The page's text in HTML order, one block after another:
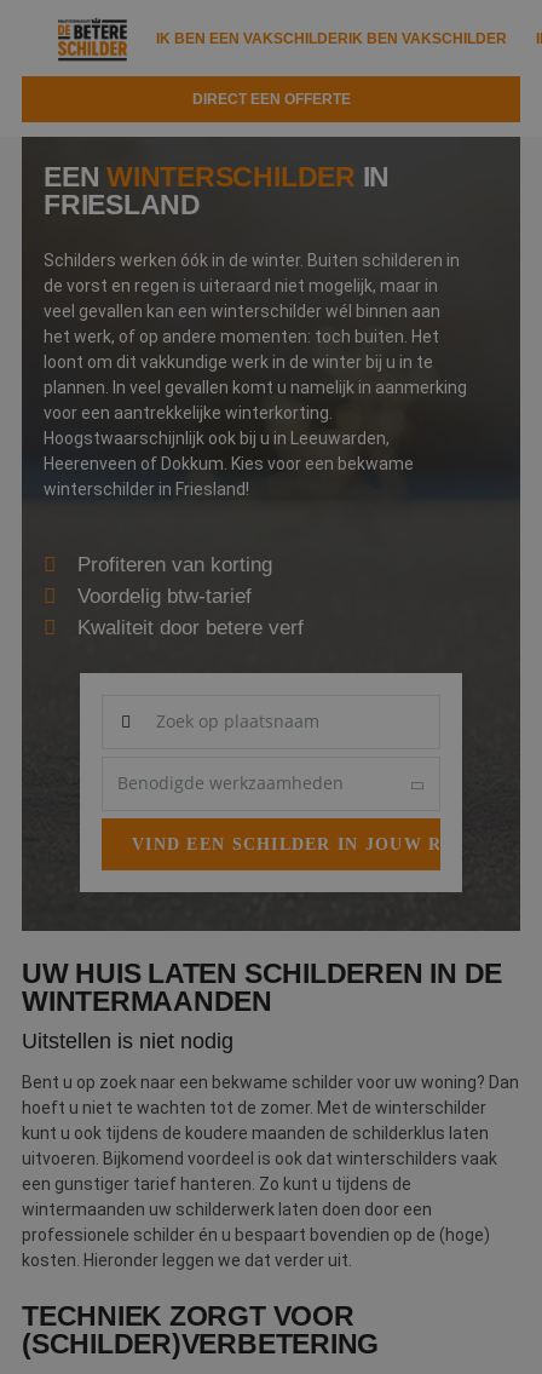
IK BEN EEN VAKSCHILDERIK BEN VAKSCHILDER
DIRECT EEN OFFERTE
IK BEN EEN VAKSCHILDERIK BEN VAKSCHILDER
Documenten
Tools
Kennisbank
Trainingen
Partners
Infopakket
IK ZOEK EEN VAKSCHILDER
Zoeken naar een schilder
Tips
Garantie
Service
Waarom de betere schilder?
DIRECT EEN OFFERTE
Over ons
Nieuws & blog
Vacatures
Webshop
Contact
Magazines
EENWINTERSCHILDER IN
FRIESLAND
Schilders werken óók in de winter. Buiten schilderen in
de vorst en regen is uiteraard niet mogelijk, maar in
veel gevallen kan een winterschilder wél binnen aan
het werk, of op andere momenten: toch buiten. Het
loont om dit vakkundige werk in de winter bij u in te
plannen. In veel gevallen komt u namelijk in aanmerking
voor een aantrekkelijke winterkorting.
Hoogstwaarschijnlijk ook bij u in Leeuwarden,
Heerenveen of Dokkum. Kies voor een bekwame
winterschilder in Friesland!
Profiteren van korting
Voordelig btw-tarief
Kwaliteit door betere verf
UW HUIS LATEN SCHILDEREN IN DE
WINTERMAANDEN
Uitstellen is niet nodig
Bent u op zoek naar een bekwame schilder voor uw woning? Dan
hoeft u niet te wachten tot de zomer. Met de winterschilder
kunt u ook tijdens de koudere maanden de schilderklus laten
uitvoeren. Bijkomend voordeel is ook dat winterschilders vaak
een gunstiger tarief hanteren. Zo kunt u tijdens de
wintermaanden uw schilderwerk laten doen door een
professionele schilder én u bespaart bovendien op de (hoge)
kosten. Hieronder leggen we dat verder uit.
TECHNIEK ZORGT VOOR
(SCHILDER)VERBETERING